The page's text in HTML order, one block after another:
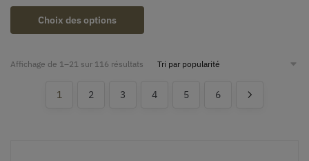
Choix des options
Affichage de 1–21 sur 116 résultats
1 2 3 4 5 6